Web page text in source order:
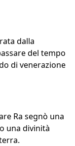
dalla
del tempo
di venerazione
Ra segnò una
una divinità